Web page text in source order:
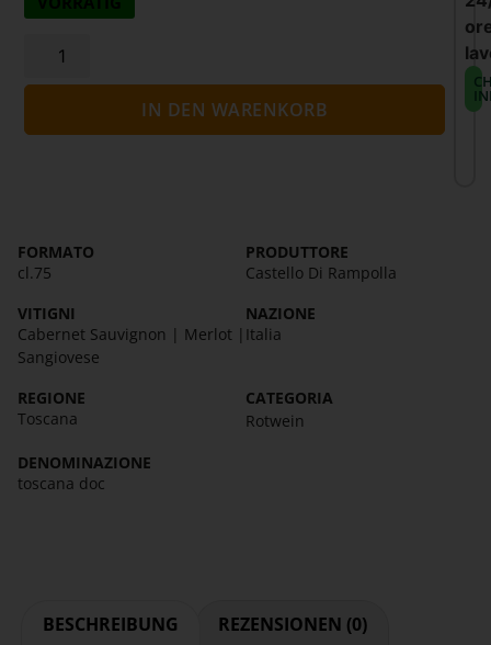
IN DEN WARENKORB
FORMATO
cl.75
PRODUTTORE
Castello Di Rampolla
VITIGNI
Cabernet Sauvignon | Merlot |
Sangiovese
NAZIONE
Italia
REGIONE
Toscana
CATEGORIA
Rotwein
DENOMINAZIONE
toscana doc
BESCHREIBUNG REZENSIONEN (0)